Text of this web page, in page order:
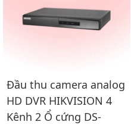
Đầu thu camera analog
HD DVR HIKVISION 4
Kênh 2 Ổ cứng DS-